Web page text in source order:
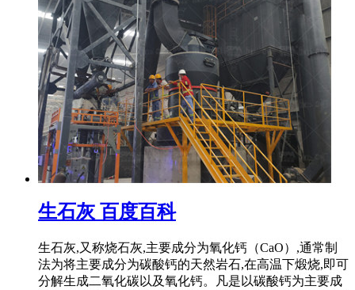
生石灰 百度百科
生石灰,又称烧石灰,主要成分为氧化钙（CaO）,通常制
法为将主要成分为碳酸钙的天然岩石,在高温下煅烧,即可
分解生成二氧化碳以及氧化钙。凡是以碳酸钙为主要成